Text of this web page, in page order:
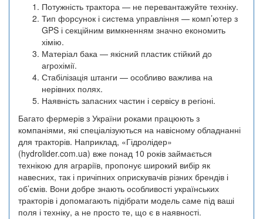
Потужність трактора — не перевантажуйте техніку.
Тип форсунок і система управління — комп’ютер з
GPS і секційним вимкненням значно економить
хімію.
Матеріал бака — якісний пластик стійкий до
агрохімії.
Стабілізація штанги — особливо важлива на
нерівних полях.
Наявність запасних частин і сервісу в регіоні.
Багато фермерів з України роками працюють з
компаніями, які спеціалізуються на навісному обладнанні
для тракторів. Наприклад, «Гідролідер»
(hydrolider.com.ua) вже понад 10 років займається
технікою для аграріїв, пропонує широкий вибір як
навесних, так і причіпних оприскувачів різних брендів і
об’ємів. Вони добре знають особливості українських
тракторів і допомагають підібрати модель саме під ваші
поля і техніку, а не просто те, що є в наявності.